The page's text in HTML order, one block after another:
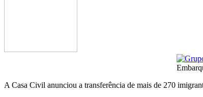
A Casa Civil anunciou a transferência de mais de 270